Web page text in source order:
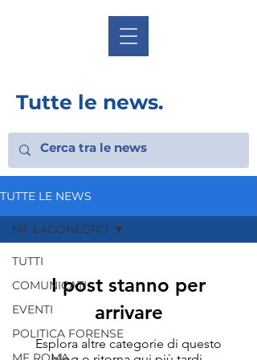
Tutte le news.
TUTTE LE NEWS
TUTTI
COMUNICATI
EVENTI
POLITICA FORENSE
MF LAGONEGRO
I post stanno per
arrivare
Esplora altre categorie di questo